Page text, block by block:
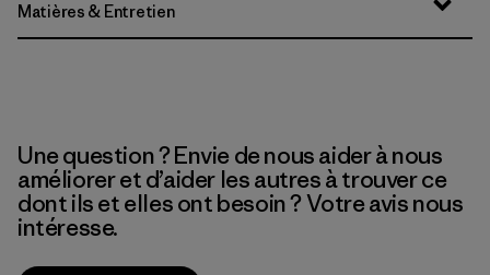
Matières & Entretien
Une question ? Envie de nous aider à nous
améliorer et d’aider les autres à trouver ce
dont ils et elles ont besoin ? Votre avis nous
intéresse.